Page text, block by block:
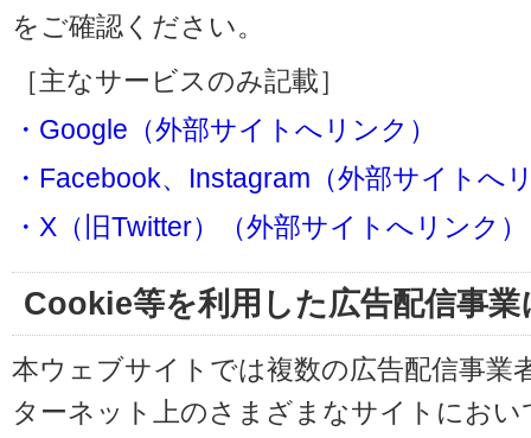
をご確認ください。
［主なサービスのみ記載］
・Google（外部サイトへリンク）
・Facebook、Instagram（外部サイトへ
・X（旧Twitter）（外部サイトへリンク）
Cookie等を利用した広告配信事
本ウェブサイトでは複数の広告配信事業
ターネット上のさまざまなサイトにお